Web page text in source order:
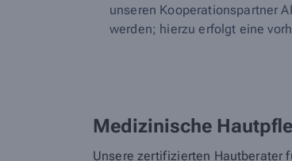
unseren Kooperationspartner
werden; hierzu erfolgt eine
Medizinische
Unsere zertifizierten Hautberater